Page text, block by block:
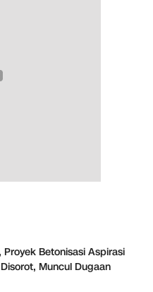
Betonisasi Aspirasi
Muncul Dugaan